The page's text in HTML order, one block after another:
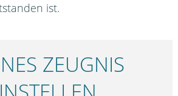
ist.
ZEUGNIS